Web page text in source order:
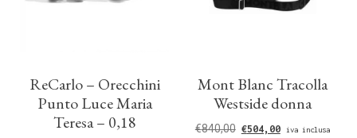
ReCarlo – Orecchini
Punto Luce Maria
Teresa – 0,18
Mont Blanc Tracolla
Westside donna
€840,00 €504,00 iva inclusa